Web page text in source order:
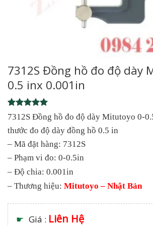
7312S Đồng hồ đo độ dày
0.5 inx 0.001in
Rated 5
out of 5
based on
1
rating
7312S Đồng hồ đo độ dày Mitutoyo 0-
thước đo độ dày đồng hồ 0.5 in
– Mã đặt hàng: 7312S
– Phạm vi đo: 0-0.5in
– Độ chia: 0.001in
– Thương hiệu: Mitutoyo – Nhật Bản
☛ Giá : Liên Hệ